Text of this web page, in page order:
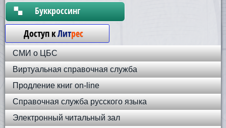
Бyккpoccинг
Доступ кЛитрес
СМИ о ЦБС
Виртуальная справочная служба
Продление книг on-line
Справочная служба русского языка
Электронный читальный зал